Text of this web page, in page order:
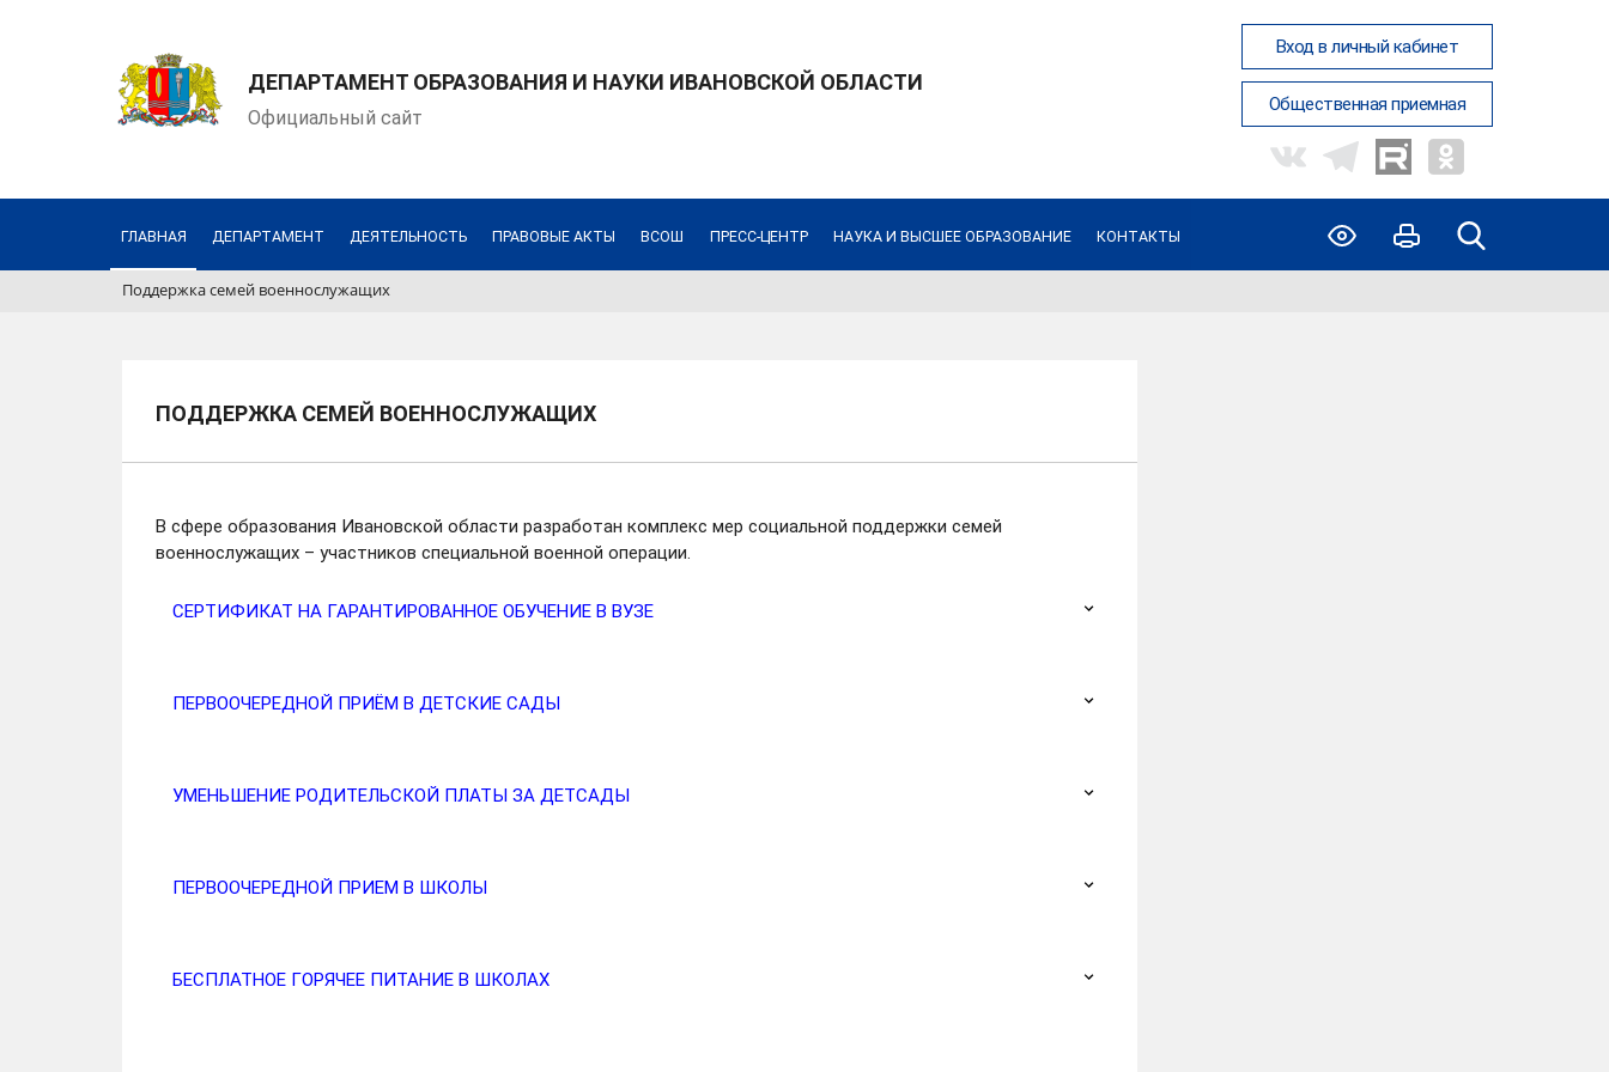
ДЕПАРТАМЕНТ ОБРАЗОВАНИЯ И НАУКИ ИВАНОВСКОЙ ОБЛАСТИ
Официальный сайт
Вход в личный кабинет
Общественная приемная
ГЛАВНАЯ ДЕПАРТАМЕНТ ДЕЯТЕЛЬНОСТЬ ПРАВОВЫЕ АКТЫ ВСОШ ПРЕСС-ЦЕНТР НАУКА И ВЫСШЕЕ ОБРАЗОВАНИЕ КОНТАКТЫ
Поддержка семей военнослужащих
ПОДДЕРЖКА СЕМЕЙ ВОЕННОСЛУЖАЩИХ
В сфере образования Ивановской области разработан комплекс мер социальной поддержки семей
военнослужащих – участников специальной военной операции.
СЕРТИФИКАТ НА ГАРАНТИРОВАННОЕ ОБУЧЕНИЕ В ВУЗЕ
ПЕРВООЧЕРЕДНОЙ ПРИЁМ В ДЕТСКИЕ САДЫ
УМЕНЬШЕНИЕ РОДИТЕЛЬСКОЙ ПЛАТЫ ЗА ДЕТСАДЫ
ПЕРВООЧЕРЕДНОЙ ПРИЕМ В ШКОЛЫ
БЕСПЛАТНОЕ ГОРЯЧЕЕ ПИТАНИЕ В ШКОЛАХ